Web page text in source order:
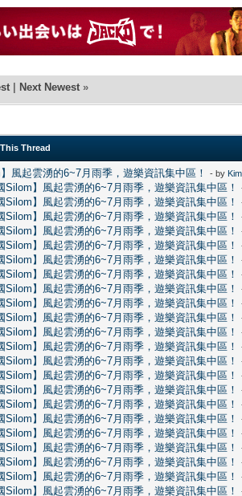
| Next Newest »
Thread
】風起雲湧的6~7月雨季，遊樂資訊集中區！ - by
Silom】風起雲湧的6~7月雨季，遊樂資訊集中區！
Silom】風起雲湧的6~7月雨季，遊樂資訊集中區！
Silom】風起雲湧的6~7月雨季，遊樂資訊集中區！
Silom】風起雲湧的6~7月雨季，遊樂資訊集中區！
Silom】風起雲湧的6~7月雨季，遊樂資訊集中區！
Silom】風起雲湧的6~7月雨季，遊樂資訊集中區！
Silom】風起雲湧的6~7月雨季，遊樂資訊集中區！
Silom】風起雲湧的6~7月雨季，遊樂資訊集中區！
Silom】風起雲湧的6~7月雨季，遊樂資訊集中區！
Silom】風起雲湧的6~7月雨季，遊樂資訊集中區！
Silom】風起雲湧的6~7月雨季，遊樂資訊集中區！
Silom】風起雲湧的6~7月雨季，遊樂資訊集中區！
Silom】風起雲湧的6~7月雨季，遊樂資訊集中區！
Silom】風起雲湧的6~7月雨季，遊樂資訊集中區！
Silom】風起雲湧的6~7月雨季，遊樂資訊集中區！
Silom】風起雲湧的6~7月雨季，遊樂資訊集中區！
Silom】風起雲湧的6~7月雨季，遊樂資訊集中區！
Silom】風起雲湧的6~7月雨季，遊樂資訊集中區！
Silom】風起雲湧的6~7月雨季，遊樂資訊集中區！
Silom】風起雲湧的6~7月雨季，遊樂資訊集中區！
Silom】風起雲湧的6~7月雨季，遊樂資訊集中區！
Silom】風起雲湧的6~7月雨季，遊樂資訊集中區！